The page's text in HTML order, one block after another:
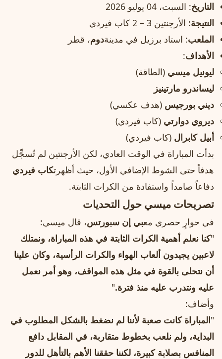
التاريخ: السبت، 04 يوليو 2026
النتيجة: الأرجنتين 3 – 2 كاب فيردي
الملعب: استاد برزيل في مدينةدوم، قطر
الأهداف:
ليونيل ميسي (الطاقة)
ليساندرو مارتينيز
ديني بورجيس (هدف عكسي)
ديروي دوارتي (كاب فيردي)
أبيل كابرال (كاب فيردي)
بدأت المباراة في الوقت العادي، لكن الأرجنتين لم تُسجِّل
هدفاً حتى الشوط الإضافي الأول، حيث أظهرتكاب فيردي
دفاعاً صامداً واستفادة من الكرات الثابتة.
تصريحات ميسي حول التحديات
في حوارٍ حصري معبي إن سبورتس، قال ميسي:
"كنا نعلم أهمية الكرات الثابتة في هذه المباراة، ونمتلك
لاعبين يجيدون ألعاب الهواء والكرات الرأسية، وكان علينا
أن نتحلى بالقوة في مثل هذه المواقف، وهو أمر نعمل
عليه ونتدرب عليه منذ فترة."
وأضاف:
"المباراة كانت صعبة لأننا لم نضغط بالشكل المطلوب في
البداية، ولم نلعب بخطوط متقاربة، في المقابل دافع
المنافس بصلابة كبيرة، لكننا حققنا الأهم بالتأهل للدور